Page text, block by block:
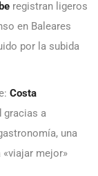
registran ligeros
en Baleares
por la subida
Costa
gracias a
una
mejor»